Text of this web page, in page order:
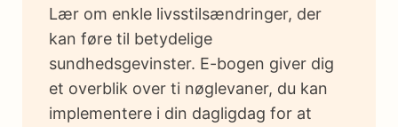
Lær om enkle livsstilsændringer, der
kan føre til betydelige
sundhedsgevinster. E-bogen giver dig
et overblik over ti nøglevaner, du kan
implementere i din dagligdag for at